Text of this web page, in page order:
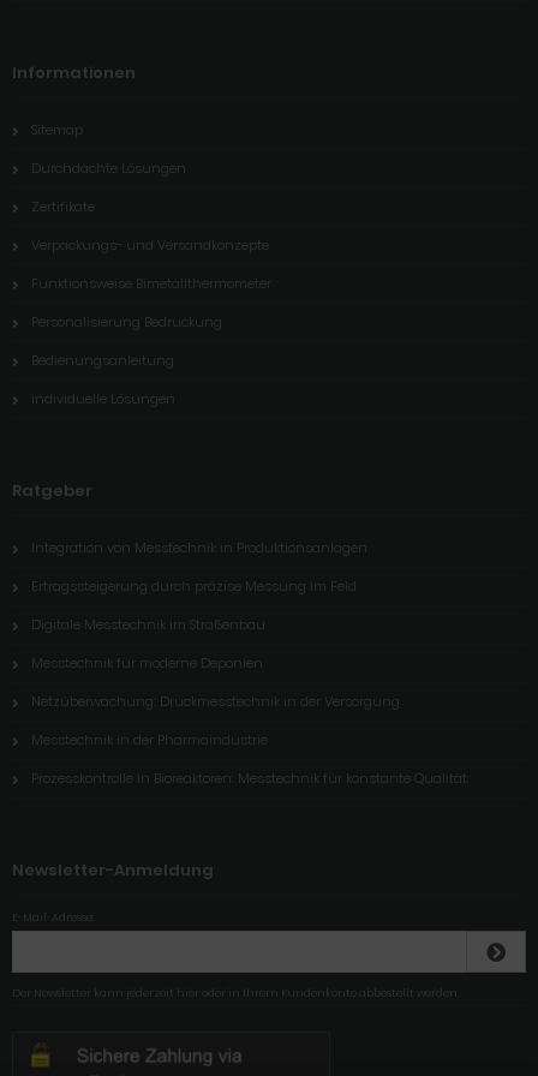
Informationen
Sitemap
Durchdachte Lösungen
Zertifikate
Verpackungs- und Versandkonzepte
Funktionsweise Bimetallthermometer
Personalisierung Bedruckung
Bedienungsanleitung
individuelle Lösungen
Ratgeber
Integration von Messtechnik in Produktionsanlagen
Ertragssteigerung durch präzise Messung im Feld
Digitale Messtechnik im Straßenbau
Messtechnik für moderne Deponien
Netzüberwachung: Druckmesstechnik in der Versorgung
Messtechnik in der Pharmaindustrie
Prozesskontrolle in Bioreaktoren: Messtechnik für konstante Qualität
Newsletter-Anmeldung
E-Mail-Adresse:
Der Newsletter kann jederzeit hier oder in Ihrem Kundenkonto abbestellt werden.